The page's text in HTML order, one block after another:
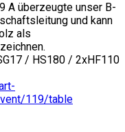
A überzeugte unser B-
und kann
als
/ HS180 / 2xHF110
119/table